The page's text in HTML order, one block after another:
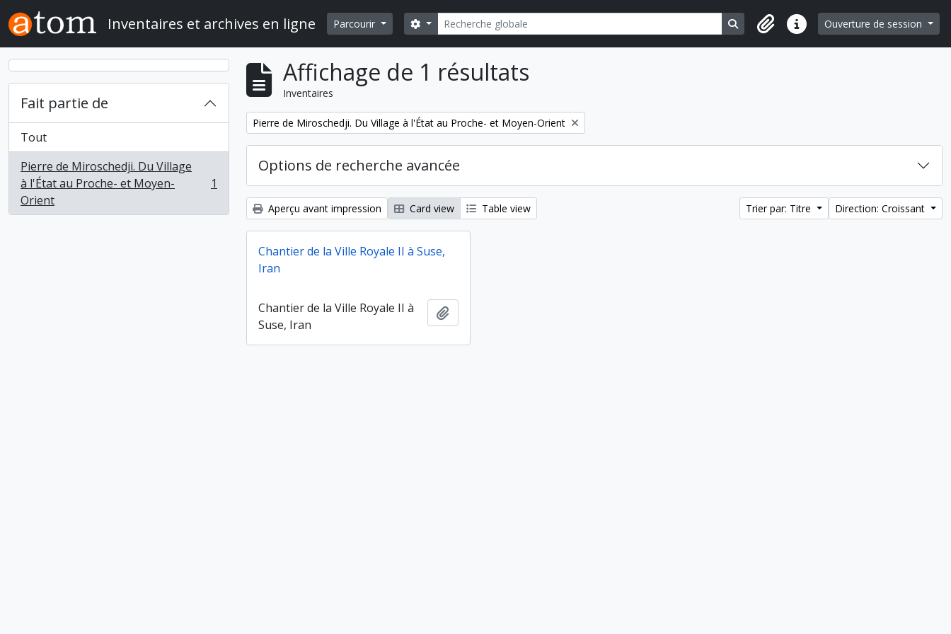
Skip to main content
Inventaires et archives en ligne Parcourir Rechercher
Search options Search in browse page
Liens rapidesOuverture de session
Fait partie de
Tout
Pierre de Miroschedji. Du Village
à l'État au Proche- et Moyen-
Orient
, 1 résultats 1
Affichage de 1 résultats
Inventaires
Remove filter:
Pierre de Miroschedji. Du Village à l'État au Proche- et Moyen-Orient
Options de recherche avancée
Aperçu avant impression Card view Table view Trier par: Titre Direction: Croissant
Chantier de la Ville Royale II à Suse,
Iran
Chantier de la Ville Royale II à
Suse, Iran